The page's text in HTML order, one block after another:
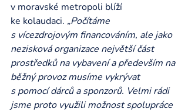
v moravské metropoli blíží
ke kolaudaci. „Počítáme
s vícezdrojovým financováním, ale jako
nezisková organizace největší část
prostředků na vybavení a především na
běžný provoz musíme vykrývat
s pomocí dárců a sponzorů. Velmi rádi
jsme proto využili možnost spolupráce